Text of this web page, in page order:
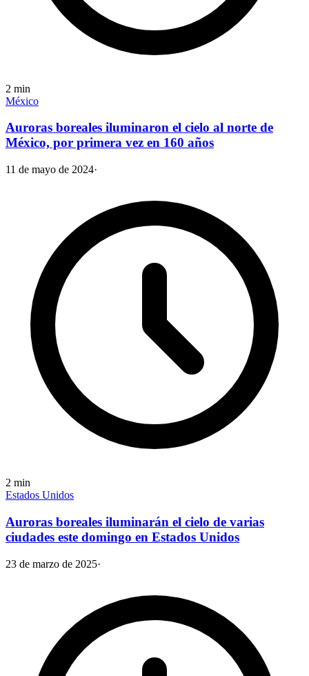
2 min
México
Auroras boreales iluminaron el cielo al norte de
México, por primera vez en 160 años
11 de mayo de 2024·
2 min
Estados Unidos
Auroras boreales iluminarán el cielo de varias
ciudades este domingo en Estados Unidos
23 de marzo de 2025·